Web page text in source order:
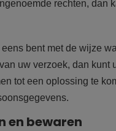
rechten, dan
bent met de wijze
uw verzoek, dan kunt
tot een oplossing te
en bewaren